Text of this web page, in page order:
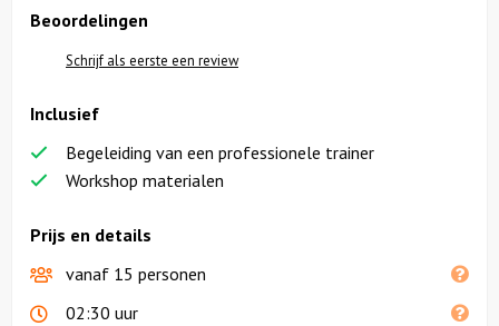
Beoordelingen
Schrijf als eerste een review
Prijs en details
vanaf 15 personen
02:30 uur
Inclusief
Begeleiding van een professionele trainer
Workshop materialen